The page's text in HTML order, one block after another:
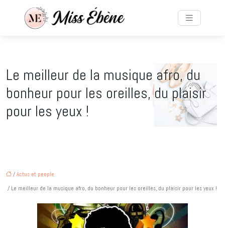
Le meilleur de la musique afro, du
bonheur pour les oreilles, du plaisir
pour les yeux !
/ Actus et people
/ Le meilleur de la musique afro, du bonheur pour les oreilles, du plaisir pour les yeux !